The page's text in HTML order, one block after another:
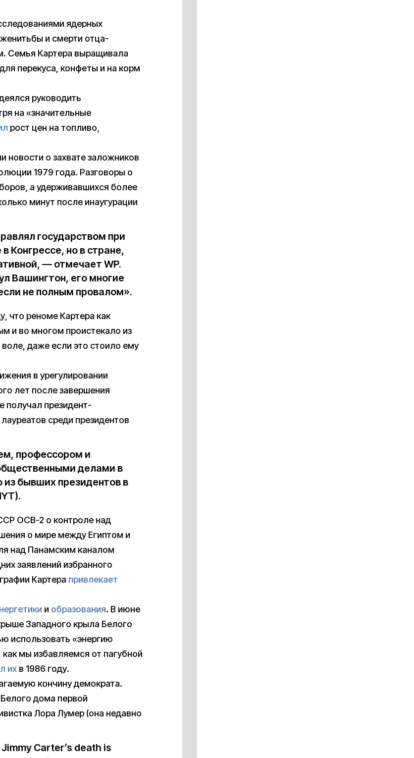
ядерных
и смерти отца-
Семья Картера выращивала
перекуса, конфеты и на корм
руководить
на «значительные
рост цен на топливо,
новости о захвате заложников
1979 года. Разговоры о
а удерживавшихся более
минут после инаугурации
государством при
Конгрессе, но в стране,
— отмечает WP.
Вашингтон, его многие
не полным провалом».
что реноме Картера как
и во многом проистекало из
даже если это стоило ему
в урегулировании
лет после завершения
получал президент-
среди президентов
профессором и
делами в
из бывших президентов в
ОСВ-2 о контроле над
о мире между Египтом и
над Панамским каналом
заявлений избранного
Картера привлекает
и образования. В июне
Западного крыла Белого
использовать «энергию
мы избавляемся от пагубной
их в 1986 году.
кончину демократа.
дома первой
Лора Лумер (она недавно
Carter’s death is